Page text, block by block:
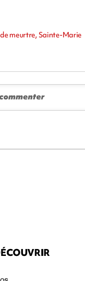
meurtre, Sainte-Marie